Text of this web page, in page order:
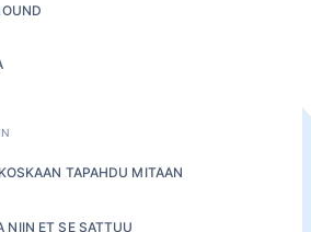
TAPAHDU MITÄÄN
NIIN ET SE SATTUU